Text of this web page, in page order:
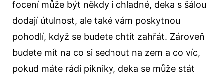
focení může být někdy i chladné, deka s šálou
dodají útulnost, ale také vám poskytnou
pohodlí, když se budete chtít zahřát. Zároveň
budete mít na co si sednout na zem a co víc,
pokud máte rádi pikniky, deka se může stát